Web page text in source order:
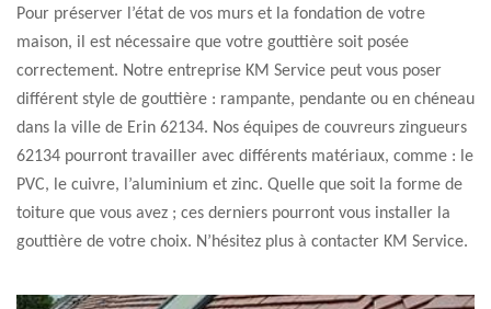
Pour préserver l’état de vos murs et la fondation de votre
maison, il est nécessaire que votre gouttière soit posée
correctement. Notre entreprise KM Service peut vous poser
différent style de gouttière : rampante, pendante ou en chéneau
dans la ville de Erin 62134. Nos équipes de couvreurs zingueurs
62134 pourront travailler avec différents matériaux, comme : le
PVC, le cuivre, l’aluminium et zinc. Quelle que soit la forme de
toiture que vous avez ; ces derniers pourront vous installer la
gouttière de votre choix. N’hésitez plus à contacter KM Service.